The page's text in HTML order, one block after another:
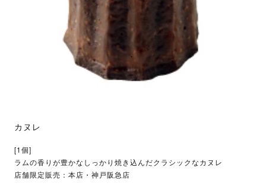
カヌレ
[1個]
ラムの香りが豊かなしっかり焼き込んだクラシックなカヌレ
店舗限定販売：本店・神戸阪急店​